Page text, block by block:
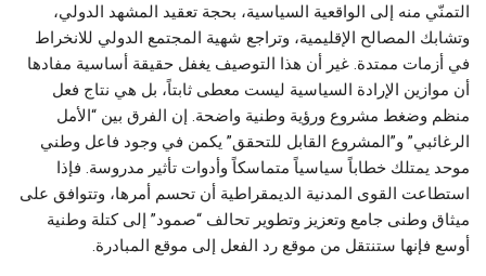
التمنّي منه إلى الواقعية السياسية، بحجة تعقيد المشهد الدولي،
وتشابك المصالح الإقليمية، وتراجع شهية المجتمع الدولي للانخراط
في أزمات ممتدة. غير أن هذا التوصيف يغفل حقيقة أساسية مفادها
أن موازين الإرادة السياسية ليست معطى ثابتاً، بل هي نتاج فعل
منظم وضغط مشروع ورؤية وطنية واضحة. إن الفرق بين “الأمل
الرغائبي” و”المشروع القابل للتحقق” يكمن في وجود فاعل وطني
موحد يمتلك خطاباً سياسياً متماسكاً وأدوات تأثير مدروسة. فإذا
استطاعت القوى المدنية الديمقراطية أن تحسم أمرها، وتتوافق على
ميثاق وطنى جامع وتعزيز وتطوير تحالف “صمود” إلى كتلة وطنية
أوسع فإنها ستنتقل من موقع رد الفعل إلى موقع المبادرة.